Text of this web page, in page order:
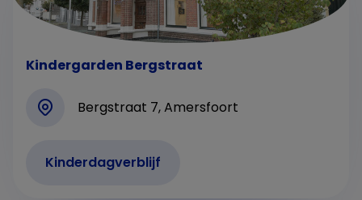
Kindergarden Bergstraat
Bergstraat 7, Amersfoort
Kinderdagverblijf